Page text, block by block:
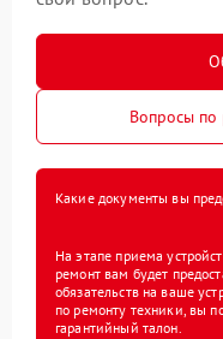
Вопросы по
Какие документы вы
На этапе приема
ремонт вам будет
обязательств на ваше
по ремонту техники, вы
гарантийный талон.